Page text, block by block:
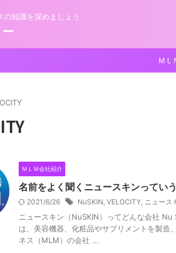
の知識を深めましょう
ＭＬ
ＭＬＭ会社紹介
名前をよく聞くニュースキンってい
2021/6/26 NuSKIN, VELOCITY, ニュース
ニュースキン（NuSKIN）ってどんな会社 Nu
は、美容機器、化粧品やサプリメントを製造
ネス（MLM）の会社 ...